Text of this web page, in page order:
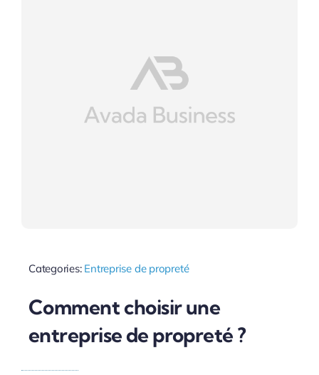
Categories: Entreprise de propreté
Comment choisir une
entreprise de propreté ?